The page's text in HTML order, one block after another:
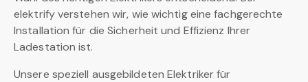
elektrify verstehen wir, wie wichtig eine fachgerechte
Installation für die Sicherheit und Effizienz Ihrer
Ladestation ist.
Unsere speziell ausgebildeten Elektriker für